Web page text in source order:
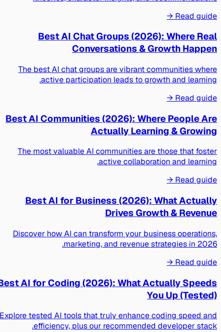
Read guide →
Best AI Chat Groups (2026): Where Real
Conversations & Growth Happen
The best AI chat groups are vibrant communities where
active participation leads to growth and learning.
Read guide →
Best AI Communities (2026): Where People Are
Actually Learning & Growing
The most valuable AI communities are those that foster
active collaboration and learning.
Read guide →
Best AI for Business (2026): What Actually
Drives Growth & Revenue
Discover how AI can transform your business operations,
marketing, and revenue strategies in 2026.
Read guide →
Best AI for Coding (2026): What Actually Speeds
You Up (Tested)
Explore tested AI tools that truly enhance coding speed and
efficiency, plus our recommended developer stack.